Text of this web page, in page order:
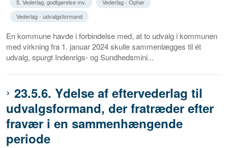
5. Vederlag, godtgørelse mv.
Vederlag - Ophør
Vederlag - udvalgsformand
En kommune havde i forbindelse med, at to udvalg i kommunen
med virkning fra 1. januar 2024 skulle sammenlægges til ét
udvalg, spurgt Indenrigs- og Sundhedsmini...
23.5.6. Ydelse af eftervederlag til
udvalgsformand, der fratræder efter
fravær i en sammenhængende
periode